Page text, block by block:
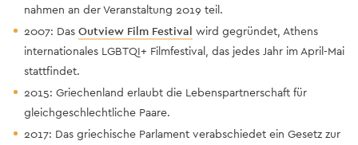
nahmen an der Veranstaltung 2019 teil.
2007: Das Outview Film Festival wird gegründet, Athens
internationales LGBTQI+ Filmfestival, das jedes Jahr im April-Mai
stattfindet.
2015: Griechenland erlaubt die Lebenspartnerschaft für
gleichgeschlechtliche Paare.
2017: Das griechische Parlament verabschiedet ein Gesetz zur